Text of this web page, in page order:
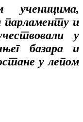
ученицима,
и
у
базара и
у лепом